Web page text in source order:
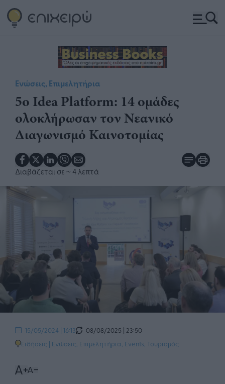
Ενώσεις, Επιμελητήρια
5o Idea Platform: 14 ομάδες
ολοκλήρωσαν τον Νεανικό
Διαγωνισμό Καινοτομίας
Διαβάζεται σε ~ 4 λεπτά
15/05/2024 | 16:13
08/08/2025 | 23:50
Ειδήσεις | Ενώσεις, Επιμελητήρια Events Τουρισμός